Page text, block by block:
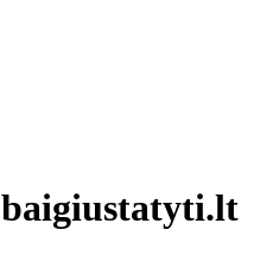
baigiustatyti.lt